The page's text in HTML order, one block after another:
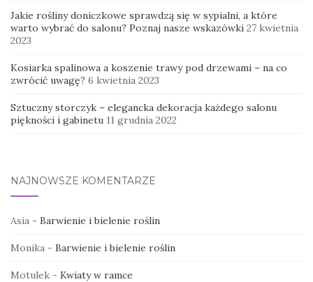
Jakie rośliny doniczkowe sprawdzą się w sypialni, a które
warto wybrać do salonu? Poznaj nasze wskazówki 27 kwietnia
2023
Kosiarka spalinowa a koszenie trawy pod drzewami – na co
zwrócić uwagę? 6 kwietnia 2023
Sztuczny storczyk – elegancka dekoracja każdego salonu
piękności i gabinetu 11 grudnia 2022
NAJNOWSZE KOMENTARZE
Asia - Barwienie i bielenie roślin
Monika - Barwienie i bielenie roślin
Motulek - Kwiaty w ramce